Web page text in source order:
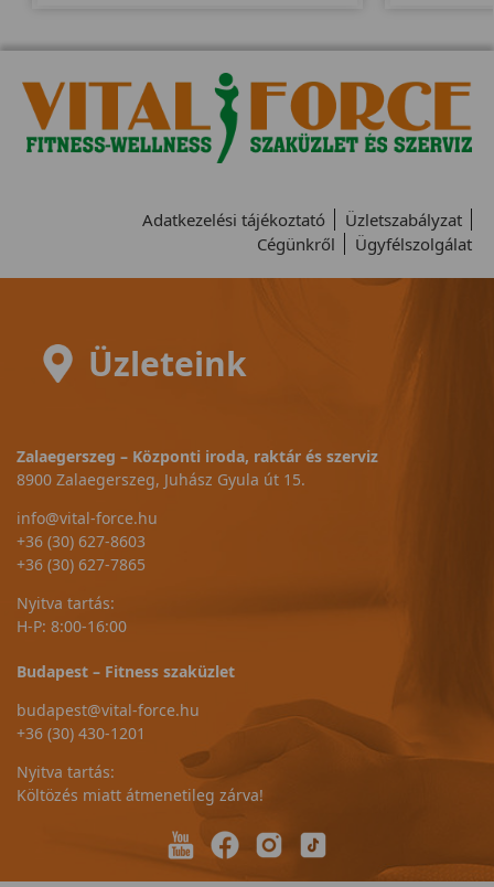
Adatkezelési tájékoztató
Üzletszabályzat
Cégünkről
Ügyfélszolgálat
Üzleteink
Zalaegerszeg – Központi iroda, raktár és szerviz
8900 Zalaegerszeg, Juhász Gyula út 15.
info@vital-force.hu
+36 (30) 627-8603
+36 (30) 627-7865
Nyitva tartás:
H-P: 8:00-16:00
Budapest – Fitness szaküzlet
budapest@vital-force.hu
+36 (30) 430-1201
Nyitva tartás:
Költözés miatt átmenetileg zárva!